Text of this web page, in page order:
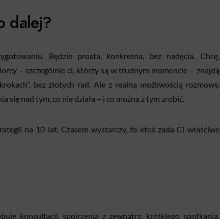
dalej?
Będzie prosta, konkretna, bez nadęcia. Chcę,
– szczególnie ci, którzy są w trudnym momencie – znajdą
bez złotych rad. Ale z realną możliwością rozmowy.
się nad tym, co nie działa – i co można z tym zrobić.
na 10 lat. Czasem wystarczy, że ktoś zada Ci właściwe
konsultacji, spojrzenia z zewnątrz, krótkiego spotkania,